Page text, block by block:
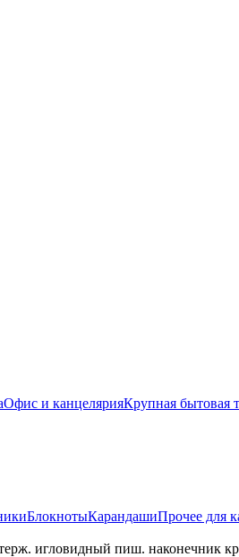
Офис и канцелярияКрупная бытовая
БлокнотыКарандашиПрочее для
игловидный пиш. наконечник